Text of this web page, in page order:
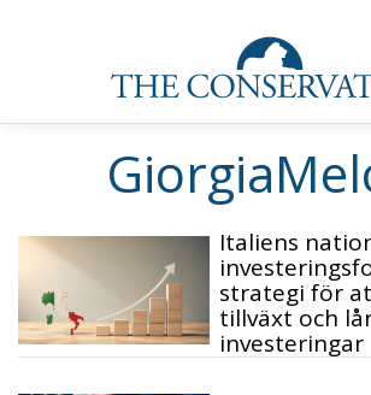
Italiens
strategi för
tillväxt och
investeringar